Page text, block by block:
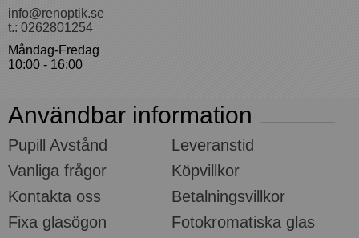
info@renoptik.se
t.: 0262801254
Måndag-Fredag
10:00 - 16:00
Användbar information
Pupill Avstånd
Leveranstid
Vanliga frågor
Köpvillkor
Kontakta oss
Betalningsvillkor
Fixa glasögon
Fotokromatiska glas